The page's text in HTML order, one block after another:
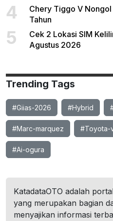
4
Chery Tiggo V
Tahun
5
Cek 2 Lokasi SIM
Agustus 2026
Trending Tags
#Giias-2026 #Hybrid
#Marc-marquez #Toyota-
#Ai-ogura
KatadataOTO adalah
yang merupakan bagian
menyajikan informasi